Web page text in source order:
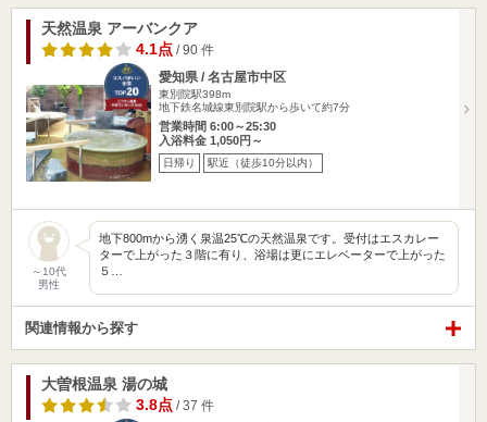
天然温泉 アーバンクア
4.1点 / 90 件
愛知県 / 名古屋市中区
東別院駅398m
地下鉄名城線東別院駅から歩いて約7分
営業時間 6:00～25:30
入浴料金 1,050円～
日帰り 駅近（徒歩10分以内）
～10代
男性
地下800mから湧く泉温25℃の天然温泉です。受付はエスカレー
ターで上がった３階に有り、浴場は更にエレベーターで上がった
５…
関連情報から探す
大曽根温泉 湯の城
3.8点 / 37 件